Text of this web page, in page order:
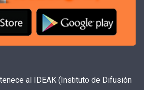
al IDEAK (Instituto de Difusión